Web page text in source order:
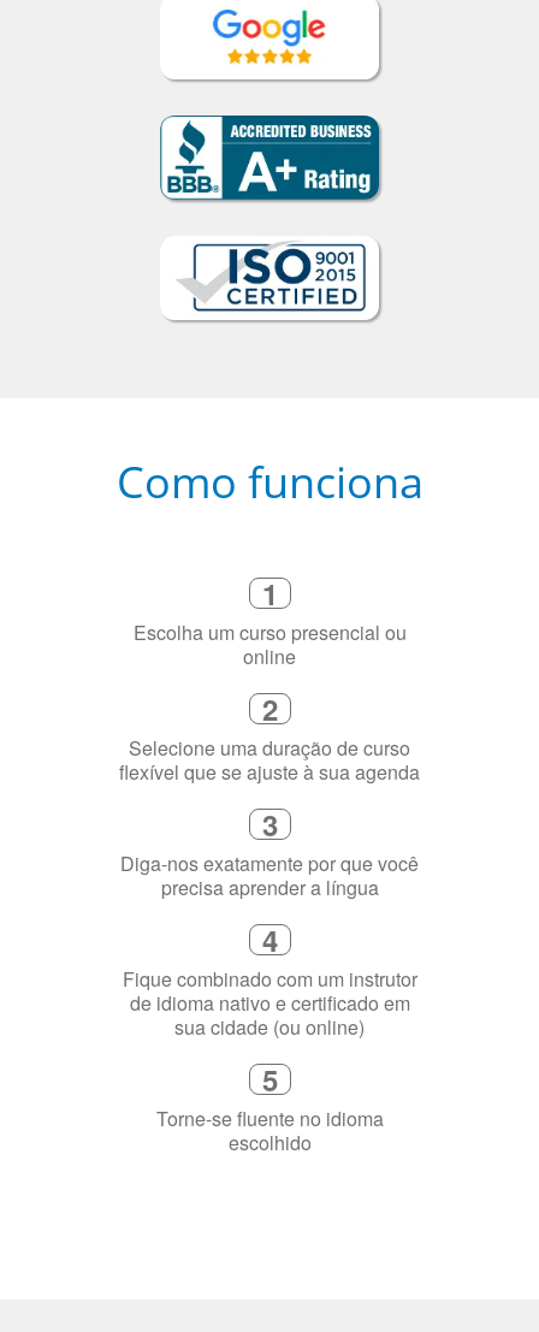
Escolha um curso presencial ou
online
2
Selecione uma duração de curso
flexível que se ajuste à sua agenda
3
Diga-nos exatamente por que você
precisa aprender a língua
4
Fique combinado com um instrutor
de idioma nativo e certificado em
sua cidade (ou online)
5
Torne-se fluente no idioma
escolhido